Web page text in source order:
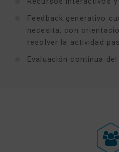
Feedback generativo
necesita, con
resolver la actividad
Evaluación continua